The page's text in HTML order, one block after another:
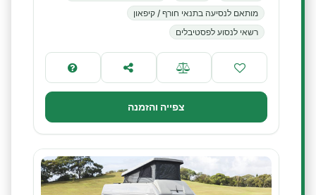
מותאם לנסיעה בתנאי חורף / קיפאון
רשאי לנסוע לפסטיבלים
צפייה והזמנה